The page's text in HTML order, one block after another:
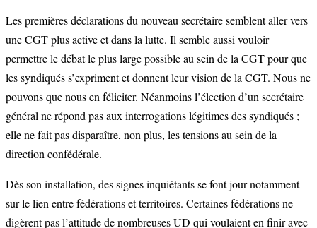
Les premières déclarations du nouveau secrétaire semblent aller vers
une CGT plus active et dans la lutte. Il semble aussi vouloir
permettre le débat le plus large possible au sein de la CGT pour que
les syndiqués s’expriment et donnent leur vision de la CGT. Nous ne
pouvons que nous en féliciter. Néanmoins l’élection d’un secrétaire
général ne répond pas aux interrogations légitimes des syndiqués ;
elle ne fait pas disparaître, non plus, les tensions au sein de la
direction confédérale.
Dès son installation, des signes inquiétants se font jour notamment
sur le lien entre fédérations et territoires. Certaines fédérations ne
digèrent pas l’attitude de nombreuses UD qui voulaient en finir avec